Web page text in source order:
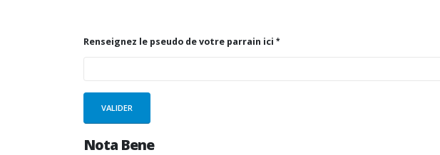
Renseignez le pseudo de votre parrain ici
Nota Bene